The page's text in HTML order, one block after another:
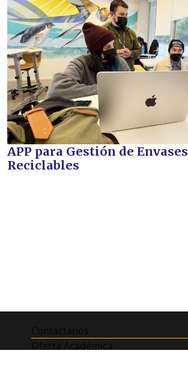
APP para Gestión de Envases
Reciclables